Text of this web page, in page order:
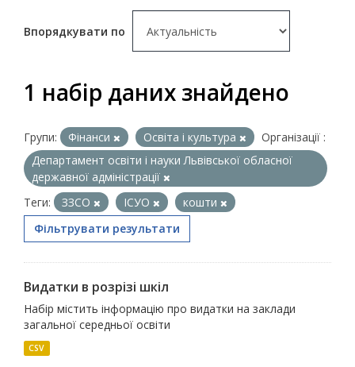
Впорядкувати по
1 набір даних знайдено
Групи: Фінанси Освіта і культура
Організації :
Департамент освіти і науки Львівської обласної
державної адміністрації
Теги:
ЗЗСО ІСУО
кошти
Фільтрувати результати
Видатки в розрізі шкіл
Набір містить інформацію про видатки на заклади
загальної середньої освіти
CSV